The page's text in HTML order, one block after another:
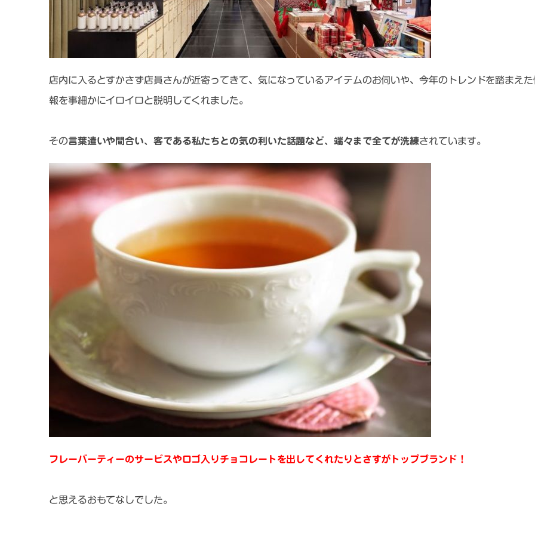
店内に入るとすかさず店員さんが近寄ってきて、気になっているアイテムのお伺いや、今年のトレンドを踏まえた
報を事細かにイロイロと説明してくれました。
その言葉遣いや間合い、客である私たちとの気の利いた話題など、端々まで全てが洗練されています。
フレーバーティーのサービスやロゴ入りチョコレートを出してくれたりとさすがトップブランド！
と思えるおもてなしでした。